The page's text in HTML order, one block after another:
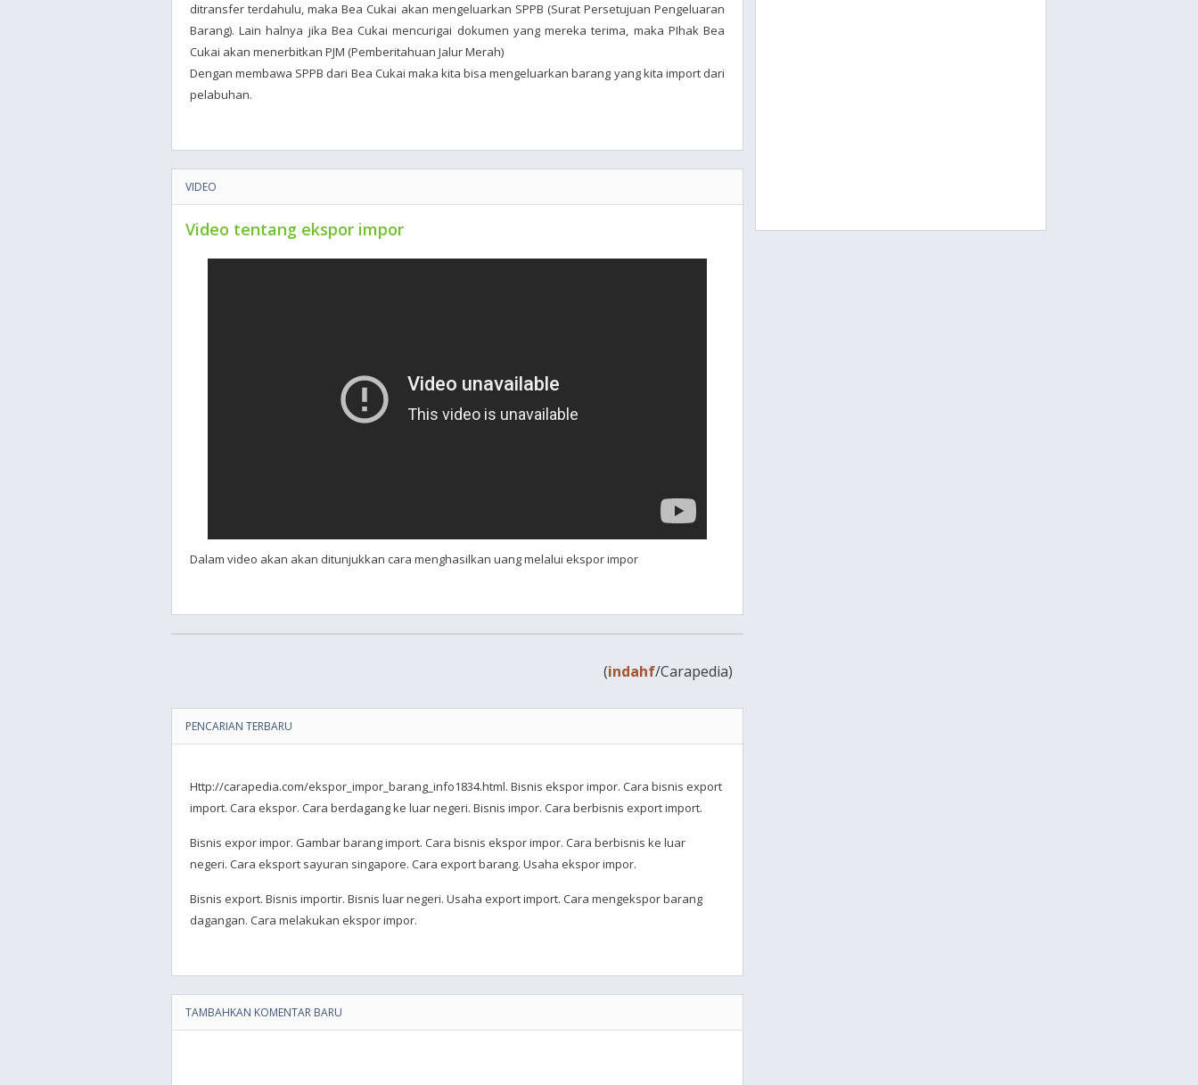
ditransfer terdahulu, maka Bea Cukai akan mengeluarkan SPPB (Surat Persetujuan Pengeluaran
Barang). Lain halnya jika Bea Cukai mencurigai dokumen yang mereka terima, maka PIhak Bea
Cukai akan menerbitkan PJM (Pemberitahuan Jalur Merah)
Dengan membawa SPPB dari Bea Cukai maka kita bisa mengeluarkan barang yang kita import dari
pelabuhan.
VIDEO
Video tentang ekspor impor
Dalam video akan akan ditunjukkan cara menghasilkan uang melalui ekspor impor
(indahf/Carapedia)
PENCARIAN TERBARU
Http://carapedia.com/ekspor_impor_barang_info1834.html. Bisnis ekspor impor. Cara bisnis export
import. Cara ekspor. Cara berdagang ke luar negeri. Bisnis impor. Cara berbisnis export import.
Bisnis expor impor. Gambar barang import. Cara bisnis ekspor impor. Cara berbisnis ke luar
negeri. Cara eksport sayuran singapore. Cara export barang. Usaha ekspor impor.
Bisnis export. Bisnis importir. Bisnis luar negeri. Usaha export import. Cara mengekspor barang
dagangan. Cara melakukan ekspor impor.
TAMBAHKAN KOMENTAR BARU